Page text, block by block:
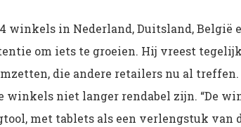
winkels in Nederland, Duitsland, België
om iets te groeien. Hij vreest
die andere retailers nu al treffen.
winkels niet langer rendabel zijn. “De
met tablets als een verlengstuk van